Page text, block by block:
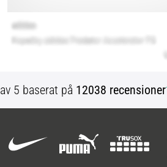
av 5 baserat på 12038 recensioner